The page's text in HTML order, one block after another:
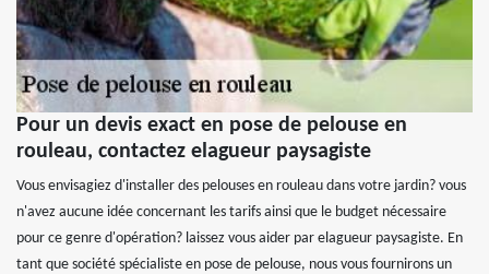
Pour un devis exact en pose de pelouse en
rouleau, contactez elagueur paysagiste
Vous envisagiez d'installer des pelouses en rouleau dans votre jardin? vous
n'avez aucune idée concernant les tarifs ainsi que le budget nécessaire
pour ce genre d'opération? laissez vous aider par elagueur paysagiste. En
tant que société spécialiste en pose de pelouse, nous vous fournirons un